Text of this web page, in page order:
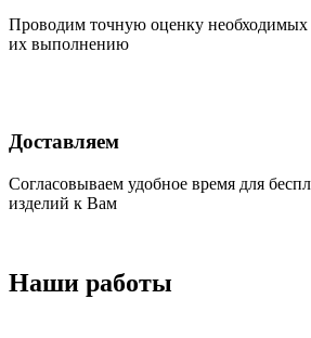
Проводим точную оценку необходимых
их выполнению
Доставляем
Согласовываем удобное время для
изделий к Вам
Наши работы